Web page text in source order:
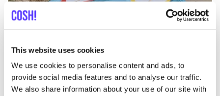
This website uses cookies
We use cookies to personalise content and ads, to
provide social media features and to analyse our traffic.
We also share information about your use of our site with